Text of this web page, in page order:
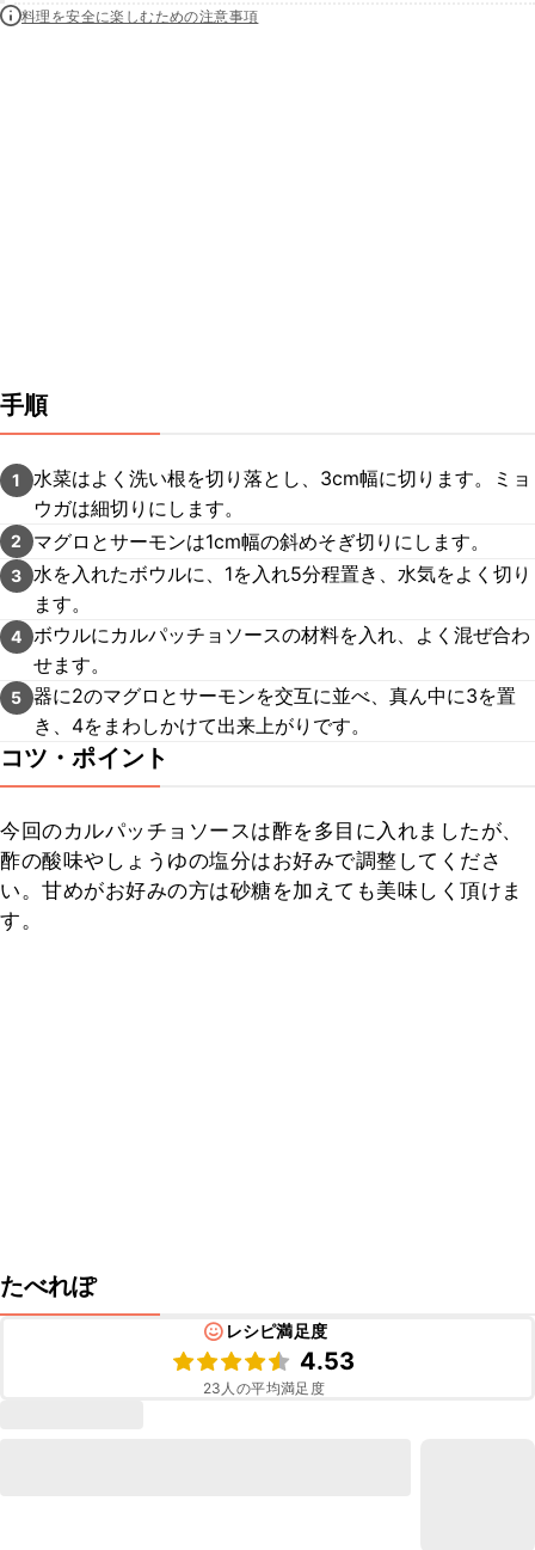
料理を安全に楽しむための注意事項
手順
1
水菜はよく洗い根を切り落とし、3cm幅に切ります。ミョ
ウガは細切りにします。
2 マグロとサーモンは1cm幅の斜めそぎ切りにします。
3 水を入れたボウルに、1を入れ5分程置き、水気をよく切り
ます。
4 ボウルにカルパッチョソースの材料を入れ、よく混ぜ合わ
せます。
5 器に2のマグロとサーモンを交互に並べ、真ん中に3を置
き、4をまわしかけて出来上がりです。
コツ・ポイント
今回のカルパッチョソースは酢を多目に入れましたが、
酢の酸味やしょうゆの塩分はお好みで調整してくださ
い。甘めがお好みの方は砂糖を加えても美味しく頂けま
す。
たべれぽ
レシピ満足度
4.53
23 人の平均満足度